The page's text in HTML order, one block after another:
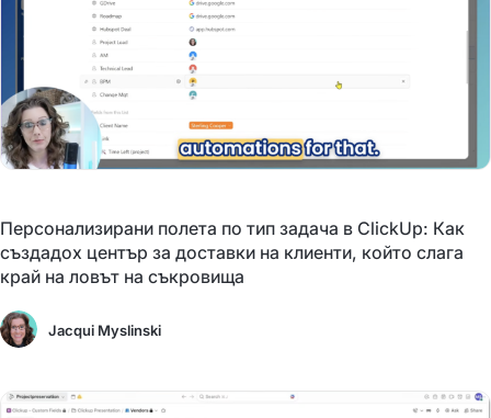
Персонализирани полета по тип задача в ClickUp: Как
създадох център за доставки на клиенти, който слага
край на ловът на съкровища
Jacqui Myslinski